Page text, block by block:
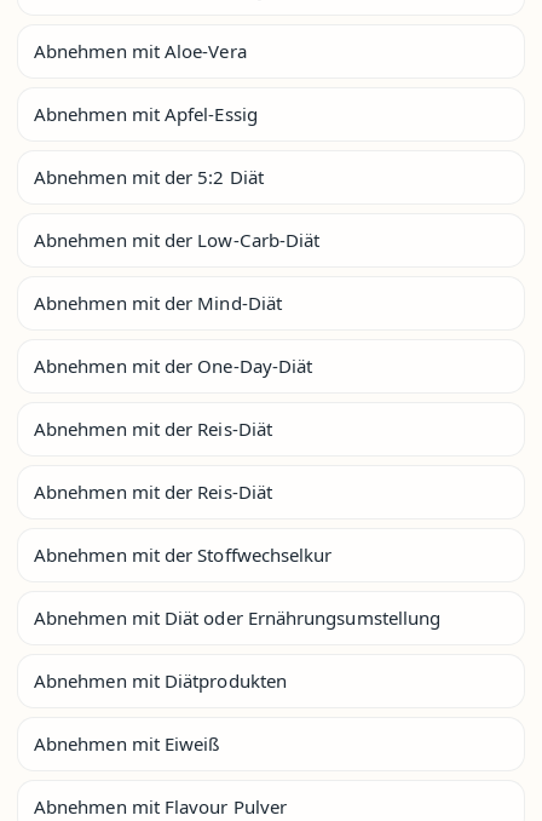
Abnehmen mit Aloe-Vera
Abnehmen mit Apfel-Essig
Abnehmen mit der 5:2 Diät
Abnehmen mit der Low-Carb-Diät
Abnehmen mit der Mind-Diät
Abnehmen mit der One-Day-Diät
Abnehmen mit der Reis-Diät
Abnehmen mit der Reis-Diät
Abnehmen mit der Stoffwechselkur
Abnehmen mit Diät oder Ernährungsumstellung
Abnehmen mit Diätprodukten
Abnehmen mit Eiweiß
Abnehmen mit Flavour Pulver